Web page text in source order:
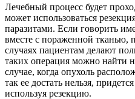
Лечебный процесс будет
может использоваться
паразитами. Если говорить
вместе с пораженной тканью,
случаях пациентам делают
таких операция можно найти
случае, когда опухоль
так ее достать нельзя,
используя резекцию.